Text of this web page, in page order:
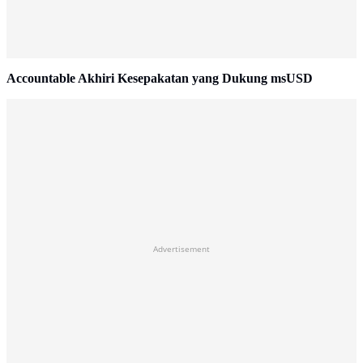
Accountable Akhiri Kesepakatan yang Dukung msUSD
Advertisement